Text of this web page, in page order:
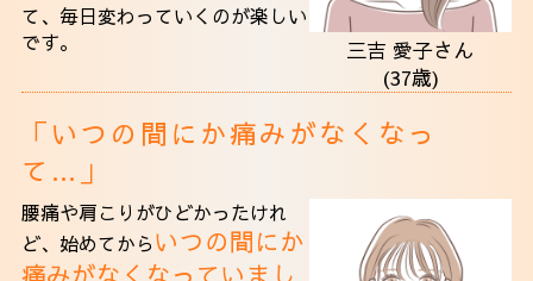
三吉 愛子さん
(37歳)
て、毎日変わっていくのが楽しい
です。
「いつの間にか痛みがなくなっ
て…」
腰痛や肩こりがひどかったけれ
ど、始めてからいつの間にか